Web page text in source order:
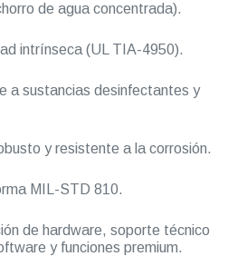
de agua concentrada).
intrínseca (UL TIA-4950).
a sustancias desinfectantes y
y resistente a la corrosión.
MIL-STD 810.
de hardware, soporte técnico
y funciones premium.